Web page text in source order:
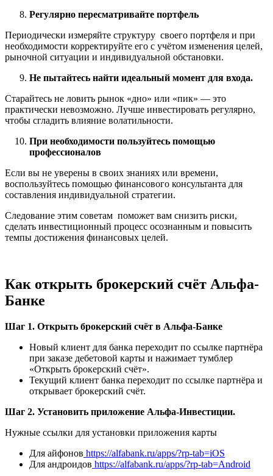
Регулярно пересматривайте портфель
Периодически измеряйте структуру своего портфеля и при
необходимости корректируйте его с учётом изменения целей,
рыночной ситуации и индивидуальной обстановки.
Не пытайтесь найти идеальный момент для входа.
Старайтесь не ловить рынок «дно» или «пик» — это
практически невозможно. Лучше инвестировать регулярно,
чтобы сгладить влияние волатильности.
При необходимости пользуйтесь помощью
профессионалов
Если вы не уверены в своих знаниях или времени,
воспользуйтесь помощью финансового консультанта для
составления индивидуальной стратегии.
Следование этим советам поможет вам снизить риски,
сделать инвестиционный процесс осознанным и повысить
темпы достижения финансовых целей.
Как открыть брокерский счёт Альфа-
Банке
Шаг 1. Открыть брокерский счёт в Альфа-Банке
Новый клиент для банка переходит по ссылке партнёра
при заказе дебетовой карты и нажимает тумблер
«Открыть брокерский счёт».
Текущий клиент банка переходит по ссылке партнёра и
открывает брокерский счёт.
Шаг 2. Установить приложение Альфа-Инвестиции.
Нужные ссылки для установки приложения карты
Для айфонов https://alfabank.ru/apps/?rp-tab=iOS
Для андроидов https://alfabank.ru/apps/?rp-tab=Android